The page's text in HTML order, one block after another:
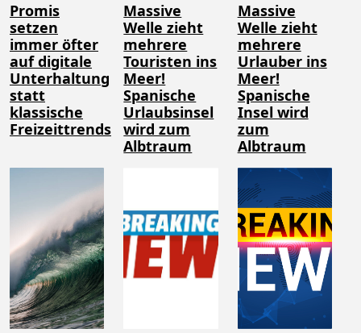
Promis
setzen
immer öfter
auf digitale
Unterhaltung
statt
klassische
Freizeittrends
Massive
Welle zieht
mehrere
Touristen ins
Meer!
Spanische
Urlaubsinsel
wird zum
Albtraum
Massive
Welle zieht
mehrere
Urlauber ins
Meer!
Spanische
Insel wird
zum
Albtraum